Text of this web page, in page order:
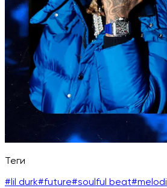
Теги
# lil durk#future#soulful beat#